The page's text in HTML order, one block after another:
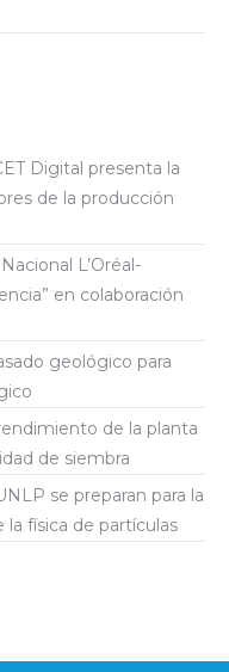
Digital presenta la
de la producción
L’Oréal-
en colaboración
geológico para
de la planta
de siembra
se preparan para la
la física de partículas